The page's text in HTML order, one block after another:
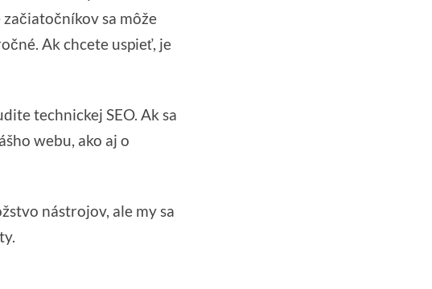
sa môže
Ak chcete uspieť, je
technickej SEO. Ak sa
webu, ako aj o
nástrojov, ale my sa